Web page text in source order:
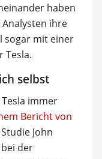
haben
ihre
sogar mit einer
Tesla.
selbst
immer
Bericht von
John
der